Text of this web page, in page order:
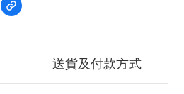
送貨及付款方式